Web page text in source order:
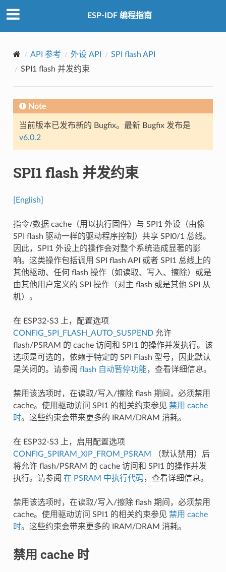
ESP-IDF 编程指南
API 参考 外设 API
SPI flash API
SPI1 flash 并发约束
Note
当前版本已发布新的 Bugfix。最新 Bugfix 发布是
v6.0.2
SPI1 flash 并发约束
[English]
指令/数据 cache（用以执行固件）与 SPI1 外设（由像
SPI flash 驱动一样的驱动程序控制）共享 SPI0/1 总线。
因此，SPI1 外设上的操作会对整个系统造成显著的影
响。这类操作包括调用 SPI flash API 或者 SPI1 总线上的
其他驱动、任何 flash 操作（如读取、写入、擦除）或是
由其他用户定义的 SPI 操作（对主 flash 或是其他 SPI 从
机）。
在 ESP32-S3 上，配置选项
CONFIG_SPI_FLASH_AUTO_SUSPEND允许
flash/PSRAM 的 cache 访问和 SPI1 的操作并发执行。该
选项是可选的，依赖于特定的 SPI Flash 型号，因此默认
是关闭的。请参阅 flash 自动暂停功能，查看详细信息。
禁用该选项时，在读取/写入/擦除 flash 期间，必须禁用
cache。使用驱动访问 SPI1 的相关约束参见 禁用 cache
时。这些约束会带来更多的 IRAM/DRAM 消耗。
在 ESP32-S3 上，启用配置选项
CONFIG_SPIRAM_XIP_FROM_PSRAM
（默认禁用）后
将允许 flash/PSRAM 的 cache 访问和 SPI1 的操作并发
执行。请参阅 在 PSRAM 中执行代码，查看详细信息。
禁用该选项时，在读取/写入/擦除 flash 期间，必须禁用
cache。使用驱动访问 SPI1 的相关约束参见 禁用 cache
时。这些约束会带来更多的 IRAM/DRAM 消耗。
禁用 cache 时